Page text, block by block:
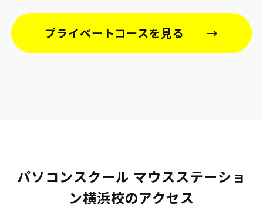
プライベートコースを見る
パソコンスクール マウスステーショ
ン横浜校のアクセス